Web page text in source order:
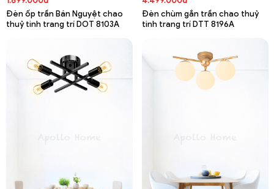
Đèn ốp trần Bán Nguyệt chao
thuỷ tinh trang trí DOT 8103A
Đèn chùm gắn trần chao thuỷ
tinh trang trí DTT 8196A